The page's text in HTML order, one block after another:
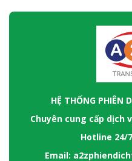
HỆ THỐNG PHIÊN
Chuyên cung cấp dịch
Hotline 24/
Email: